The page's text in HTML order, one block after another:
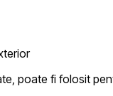
poate fi folosit